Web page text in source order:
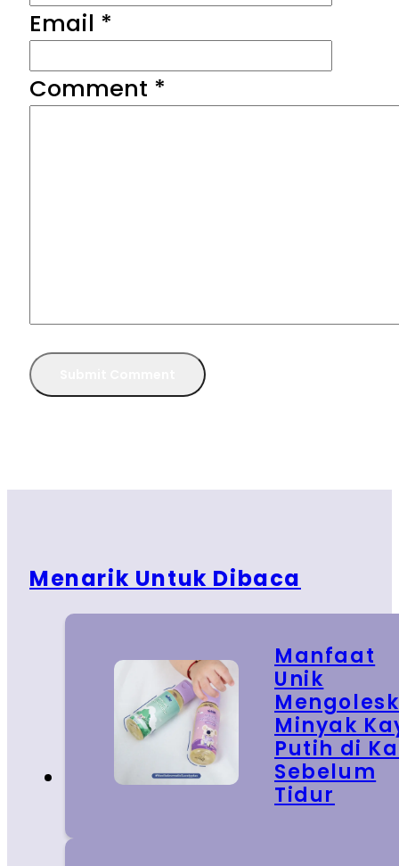
Email *
Comment *
Menarik Untuk Dibaca
Manfaat
Unik
Minyak
Putih di
Sebelum
Tidur